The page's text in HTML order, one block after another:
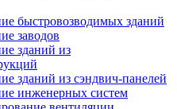
быстровозводимых зданий
заводов
зданий из
зданий из сэндвич-панелей
инженерных систем